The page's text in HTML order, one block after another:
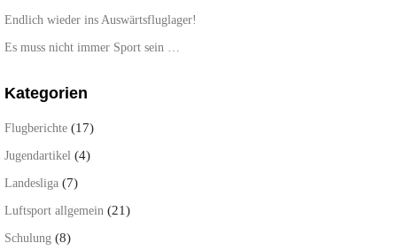
Endlich wieder ins Auswärtsfluglager!
Es muss nicht immer Sport sein …
Kategorien
Flugberichte (17)
Jugendartikel (4)
Landesliga (7)
Luftsport allgemein (21)
Schulung (8)